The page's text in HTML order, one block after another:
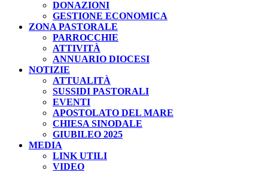
DONAZIONI
GESTIONE ECONOMICA
ZONA PASTORALE
PARROCCHIE
ATTIVITÀ
ANNUARIO DIOCESI
NOTIZIE
ATTUALITÀ
SUSSIDI PASTORALI
EVENTI
APOSTOLATO DEL MARE
CHIESA SINODALE
GIUBILEO 2025
MEDIA
LINK UTILI
VIDEO